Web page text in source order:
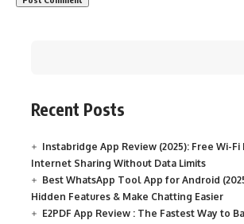
Recent Posts
Instabridge App Review (2025): Free Wi-
Internet Sharing Without Data Limits
Best WhatsApp Tool App for Android
Hidden Features & Make Chatting Easier
E2PDF App Review : The Fastest Way to